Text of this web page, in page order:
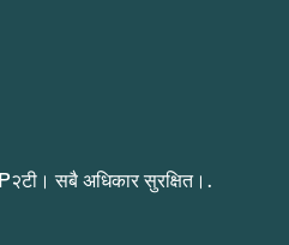
सबै अधिकार सुरक्षित।.